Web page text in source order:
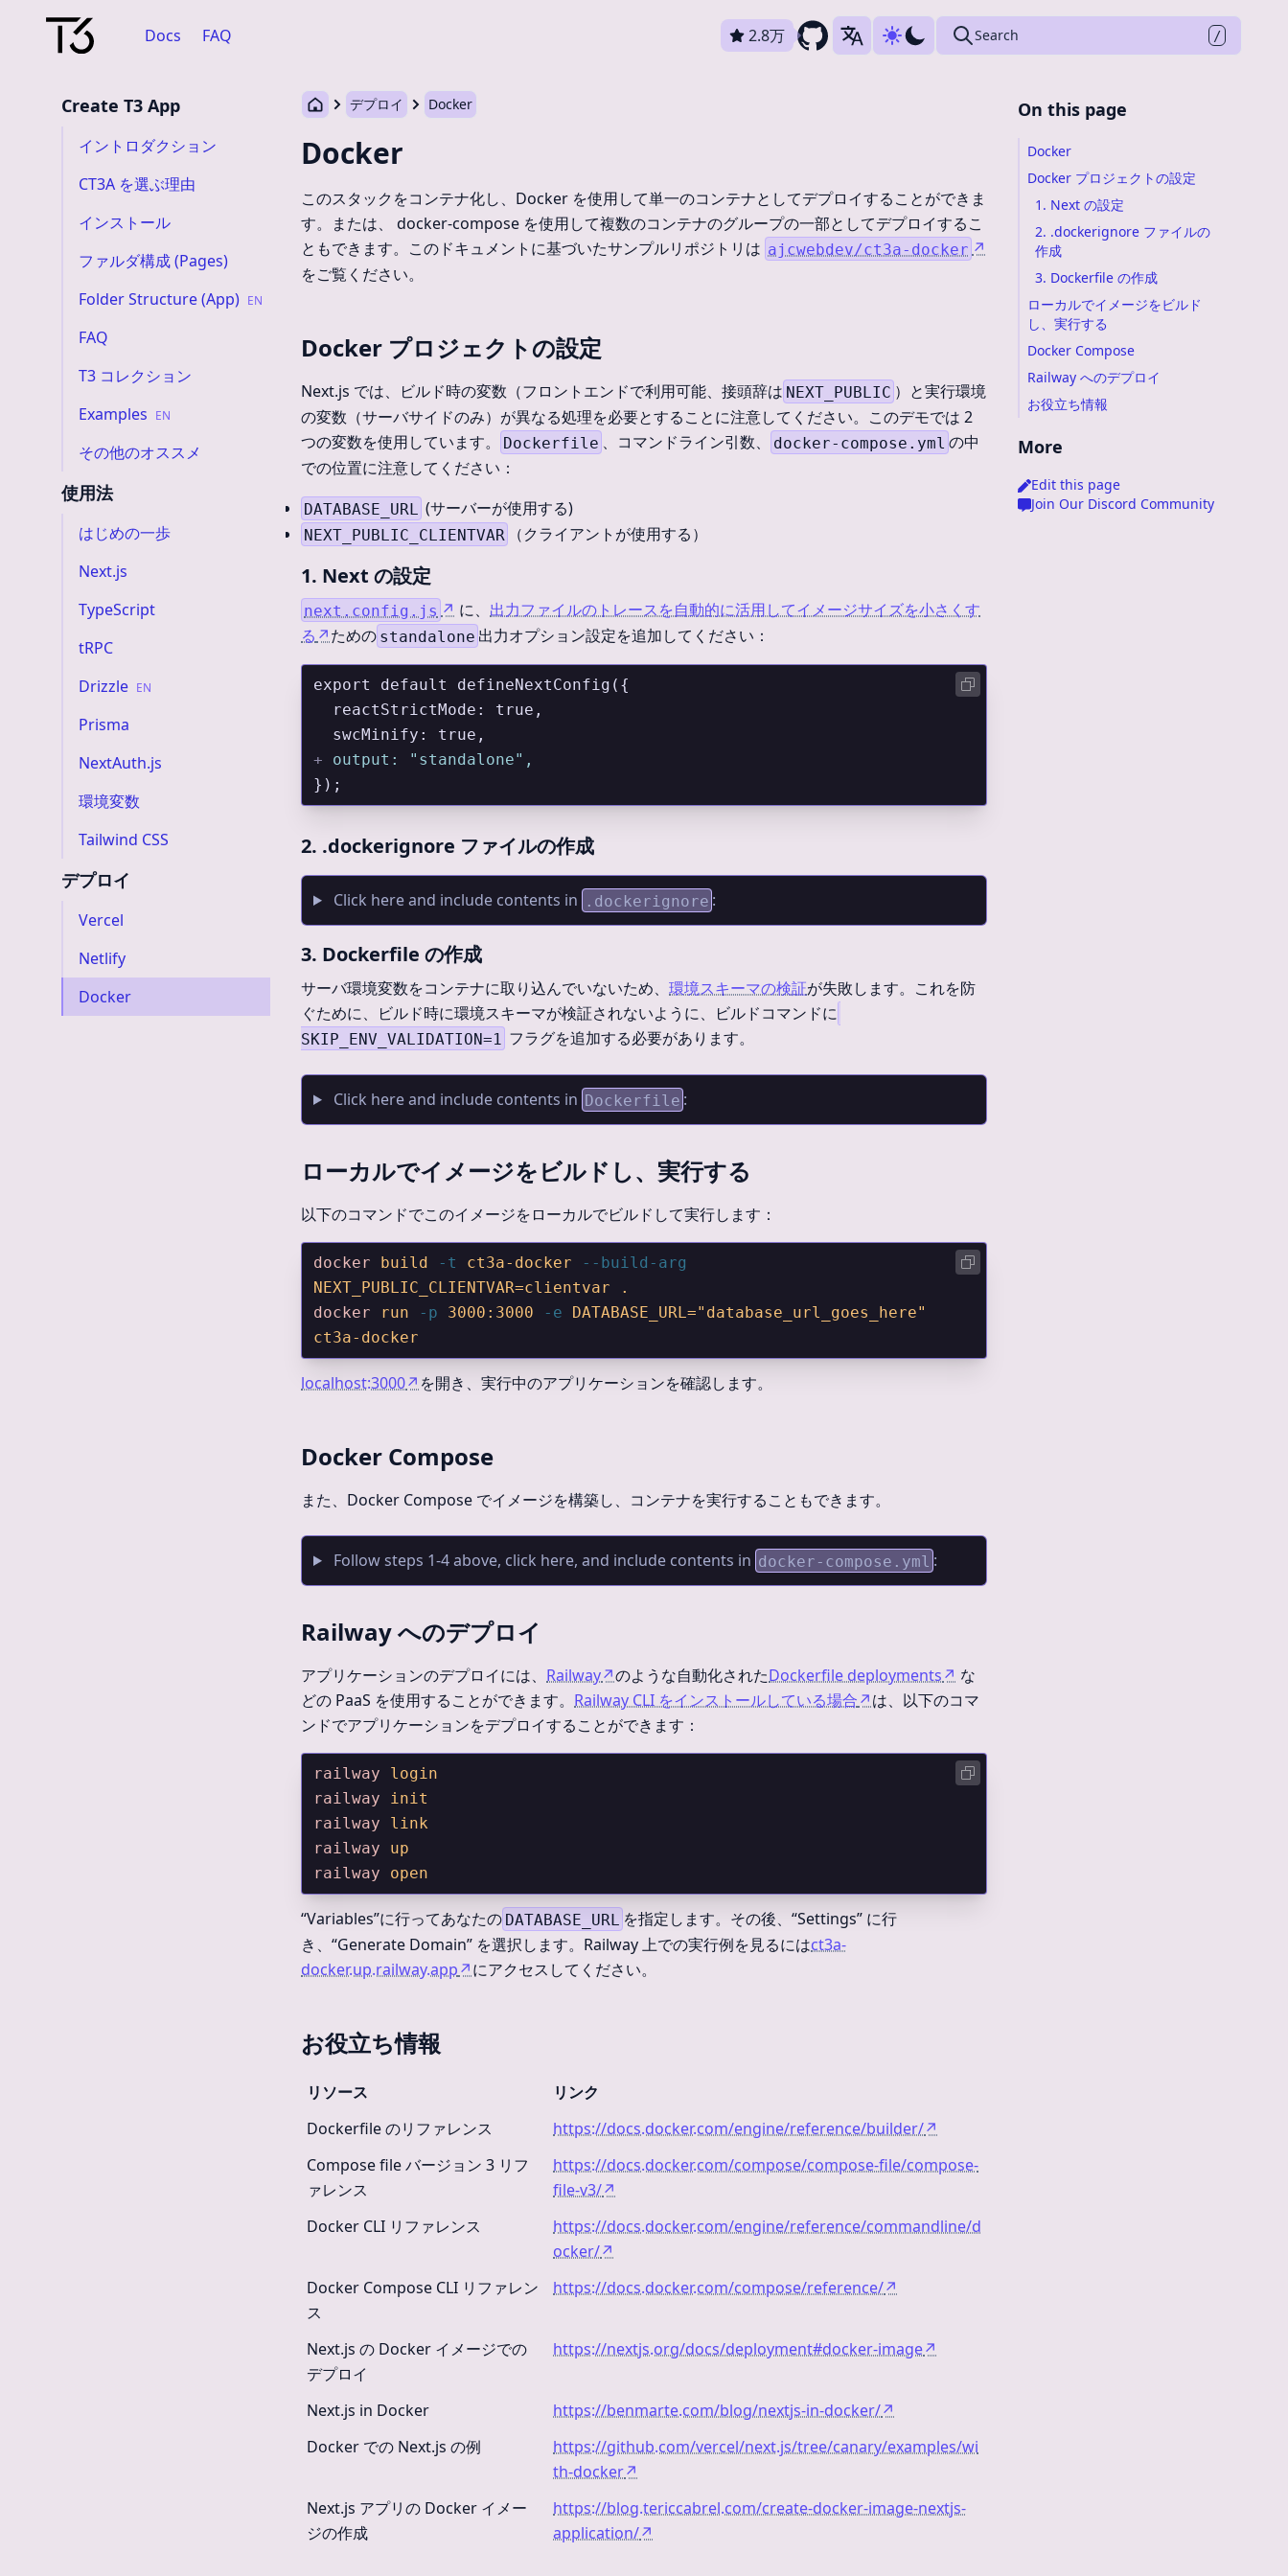
Docs FAQ 2.8万 Search Press
/to search
Create T3 App
イントロダクション
CT3A を選ぶ理由
インストール
ファルダ構成 (Pages)
Folder Structure (App) EN
FAQ
T3 コレクション
Examples EN
その他のオススメ
使用法
はじめの一歩
Next.js
TypeScript
tRPC
Drizzle EN
Prisma
NextAuth.js
環境変数
Tailwind CSS
デプロイ
Vercel
Netlify
Docker
デプロイ Docker
Docker
このスタックをコンテナ化し、Docker を使用して単一のコンテナとしてデプロイすることができま
す。または、 docker-compose を使用して複数のコンテナのグループの一部としてデプロイするこ
ともできます。このドキュメントに基づいたサンプルリポジトリは ajcwebdev/ct3a-docker ↗
をご覧ください。
Docker プロジェクトの設定
Next.js では、ビルド時の変数（フロントエンドで利用可能、接頭辞は NEXT_PUBLIC ）と実行環境
の変数（サーバサイドのみ）が異なる処理を必要とすることに注意してください。このデモでは 2
つの変数を使用しています。
Dockerfile 、コマンドライン引数、 docker-compose.yml の中
での位置に注意してください：
DATABASE_URL (サーバーが使用する)
NEXT_PUBLIC_CLIENTVAR （クライアントが使用する）
1. Next の設定
next.config.js ↗ に、 出力ファイルのトレースを自動的に活用してイメージサイズを小さくす
る ↗ための standalone 出力オプション設定を追加してください：
export default defineNextConfig({
  reactStrictMode: true,
  swcMinify: true,
+ output: "standalone",
});
2. .dockerignore ファイルの作成
Click here and include contents in .dockerignore :
3. Dockerfile の作成
サーバ環境変数をコンテナに取り込んでいないため、 環境スキーマの検証が失敗します。これを防
ぐために、ビルド時に環境スキーマが検証されないように、ビルドコマンドに
SKIP_ENV_VALIDATION=1 フラグを追加する必要があります。
Click here and include contents in Dockerfile :
ローカルでイメージをビルドし、実行する
以下のコマンドでこのイメージをローカルでビルドして実行します：
docker build -t ct3a-docker --build-arg
NEXT_PUBLIC_CLIENTVAR=clientvar .
docker run -p 3000:3000 -e DATABASE_URL="database_url_goes_here"
ct3a-docker
localhost:3000↗ を開き、実行中のアプリケーションを確認します。
Docker Compose
また、Docker Compose でイメージを構築し、コンテナを実行することもできます。
Follow steps 1-4 above, click here, and include contents in docker-compose.yml :
Railway へのデプロイ
アプリケーションのデプロイには、 Railway↗のような自動化されたDockerfile deployments↗ な
どの PaaS を使用することができます。 Railway CLI をインストールしている場合↗は、以下のコマ
ンドでアプリケーションをデプロイすることができます：
railway login
railway init
railway link
railway up
railway open
“Variables”に行ってあなたの DATABASE_URL を指定します。その後、“Settings” に行
き、“Generate Domain” を選択します。Railway 上での実行例を見るにはct3a-
docker.up.railway.app↗にアクセスしてください。
お役立ち情報
リソース
リンク
Dockerfile のリファレンス
https://docs.docker.com/engine/reference/builder/↗
Compose file バージョン 3 リフ
ァレンス
https://docs.docker.com/compose/compose-file/compose-
file-v3/↗
Docker CLI リファレンス
https://docs.docker.com/engine/reference/commandline/d
ocker/↗
Docker Compose CLI リファレン
ス
https://docs.docker.com/compose/reference/↗
Next.js の Docker イメージでの
デプロイ
https://nextjs.org/docs/deployment#docker-image↗
Next.js in Docker https://benmarte.com/blog/nextjs-in-docker/↗
Docker での Next.js の例
https://github.com/vercel/next.js/tree/canary/examples/wi
th-docker↗
Next.js アプリの Docker イメー
ジの作成
https://blog.tericcabrel.com/create-docker-image-nextjs-
application/↗
On this page
Docker
Docker プロジェクトの設定
1. Next の設定
2. .dockerignore ファイルの
作成
3. Dockerfile の作成
ローカルでイメージをビルド
し、実行する
Docker Compose
Railway へのデプロイ
お役立ち情報
More
Edit this page
Join Our Discord Community